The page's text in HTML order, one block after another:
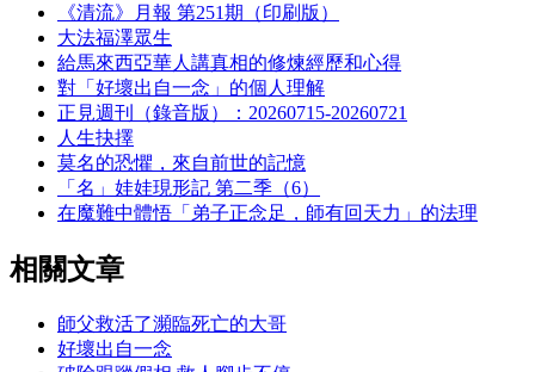
《清流》月報 第251期（印刷版）
大法福澤眾生
給馬來西亞華人講真相的修煉經歷和心得
對「好壞出自一念」的個人理解
正見週刊（錄音版）：20260715-20260721
人生抉擇
莫名的恐懼，來自前世的記憶
「名」娃娃現形記 第二季（6）
在魔難中體悟「弟子正念足，師有回天力」的法理
相關文章
師父救活了瀕臨死亡的大哥
好壞出自一念